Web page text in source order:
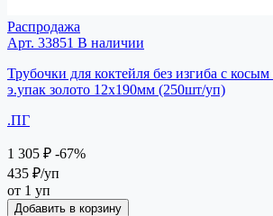
Распродажа
Арт. 33851 В наличии
Трубочки для коктейля без изгиба с
э.упак золото 12х190мм (250шт/уп)
.ПГ
1 305 ₽ -67%
435 ₽/уп
от 1 уп
Добавить в корзину